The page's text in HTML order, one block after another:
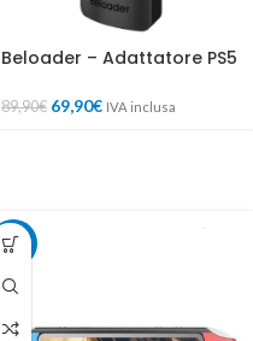
Beloader – Adattatore PS5
89,90€ 69,90€ IVA inclusa
-50%